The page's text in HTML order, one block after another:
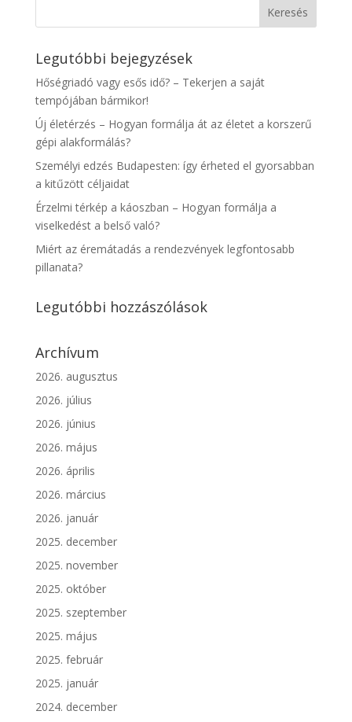
Legutóbbi bejegyzések
Hőségriadó vagy esős idő? – Tekerjen a saját
tempójában bármikor!
Új életérzés – Hogyan formálja át az életet a korszerű
gépi alakformálás?
Személyi edzés Budapesten: így érheted el gyorsabban
a kitűzött céljaidat
Érzelmi térkép a káoszban – Hogyan formálja a
viselkedést a belső való?
Miért az éremátadás a rendezvények legfontosabb
pillanata?
Legutóbbi hozzászólások
Archívum
2026. augusztus
2026. július
2026. június
2026. május
2026. április
2026. március
2026. január
2025. december
2025. november
2025. október
2025. szeptember
2025. május
2025. február
2025. január
2024. december